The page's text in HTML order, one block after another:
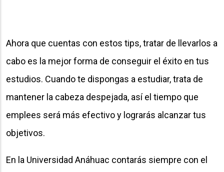
Ahora que cuentas con estos tips, tratar de llevarlos a
cabo es la mejor forma de conseguir el éxito en tus
estudios. Cuando te dispongas a estudiar, trata de
mantener la cabeza despejada, así el tiempo que
emplees será más efectivo y lograrás alcanzar tus
objetivos.
En la Universidad Anáhuac contarás siempre con el